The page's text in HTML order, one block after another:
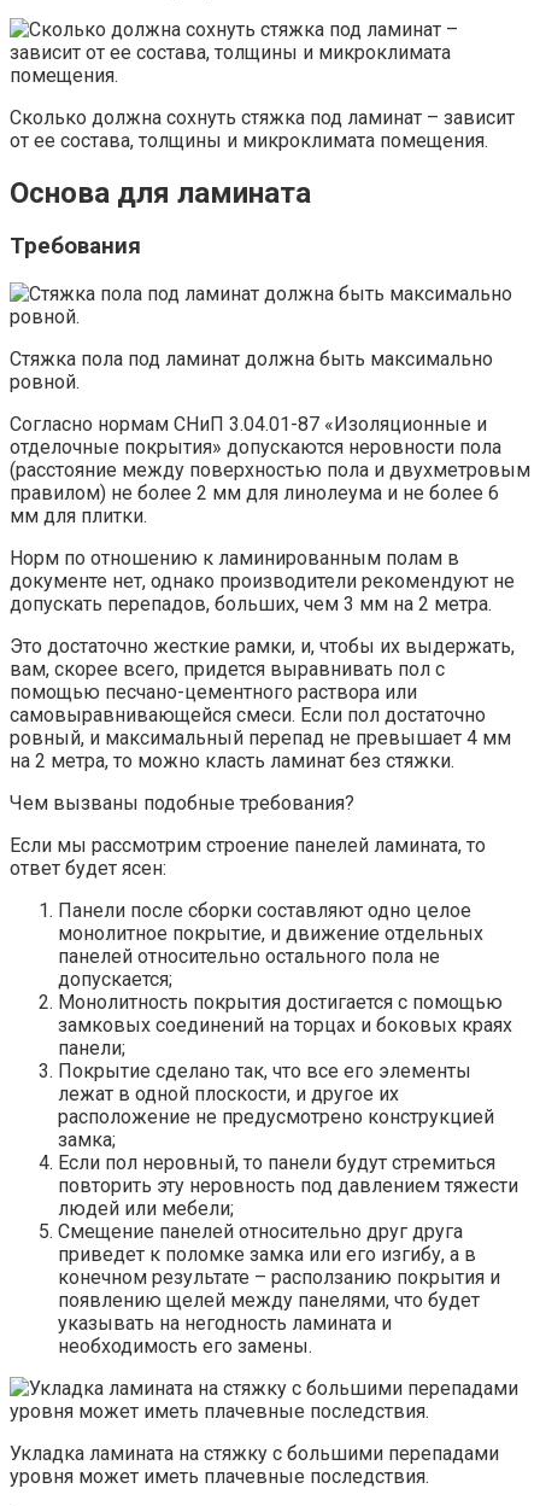
Сколько должна сохнуть стяжка под ламинат – зависит
от ее состава, толщины и микроклимата помещения.
Основа для ламината
Требования
Стяжка пола под ламинат должна быть максимально
ровной.
Согласно нормам СНиП 3.04.01-87 «Изоляционные и
отделочные покрытия» допускаются неровности пола
(расстояние между поверхностью пола и двухметровым
правилом) не более 2 мм для линолеума и не более 6
мм для плитки.
Норм по отношению к ламинированным полам в
документе нет, однако производители рекомендуют не
допускать перепадов, больших, чем 3 мм на 2 метра.
Это достаточно жесткие рамки, и, чтобы их выдержать,
вам, скорее всего, придется выравнивать пол с
помощью песчано-цементного раствора или
самовыравнивающейся смеси. Если пол достаточно
ровный, и максимальный перепад не превышает 4 мм
на 2 метра, то можно класть ламинат без стяжки.
Чем вызваны подобные требования?
Если мы рассмотрим строение панелей ламината, то
ответ будет ясен:
Панели после сборки составляют одно целое
монолитное покрытие, и движение отдельных
панелей относительно остального пола не
допускается;
Монолитность покрытия достигается с помощью
замковых соединений на торцах и боковых краях
панели;
Покрытие сделано так, что все его элементы
лежат в одной плоскости, и другое их
расположение не предусмотрено конструкцией
замка;
Если пол неровный, то панели будут стремиться
повторить эту неровность под давлением тяжести
людей или мебели;
Смещение панелей относительно друг друга
приведет к поломке замка или его изгибу, а в
конечном результате – расползанию покрытия и
появлению щелей между панелями, что будет
указывать на негодность ламината и
необходимость его замены.
Укладка ламината на стяжку с большими перепадами
уровня может иметь плачевные последствия.